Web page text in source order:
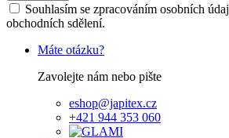
Souhlasím se zpracováním osobních
obchodních sdělení.
Máte otázku?
Zavolejte nám nebo pište
eshop@japitex.cz
+421 944 353 060